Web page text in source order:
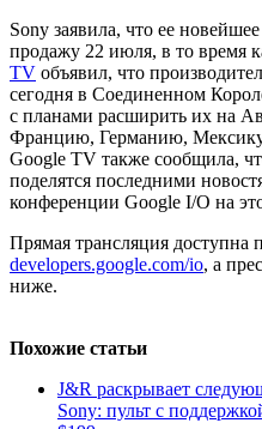
Sony заявила, что ее
продажу 22 июля, в то время
TV объявил, что
сегодня в Соединенном
с планами расширить их на
Францию, Германию,
Google TV также сообщила,
поделятся последними
конференции Google I/O на
Прямая трансляция доступна
developers.google.com/io, а
ниже.
Похожие статьи
J&R раскрывает
Sony: пульт с